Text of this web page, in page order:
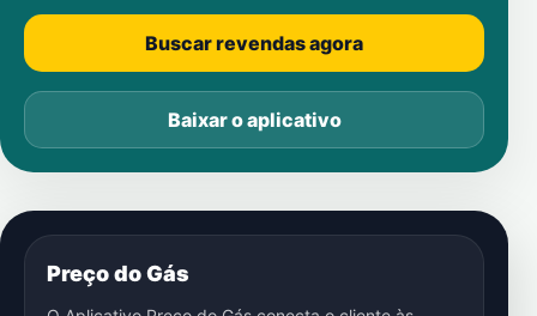
Buscar revendas agora
Baixar o aplicativo
Preço do Gás